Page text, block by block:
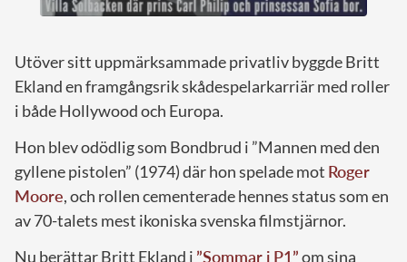
Utöver sitt uppmärksammade privatliv byggde Britt
Ekland en framgångsrik skådespelarkarriär med roller
i både Hollywood och Europa.
Hon blev odödlig som Bondbrud i ”Mannen med den
gyllene pistolen” (1974) där hon spelade mot Roger
Moore, och rollen cementerade hennes status som en
av 70-talets mest ikoniska svenska filmstjärnor.
Nu berättar Britt Ekland i ”Sommar i P1”om sina